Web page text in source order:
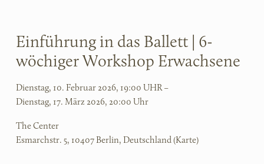
n
Einführung in das Ballett | 6-
wöchiger Workshop Erwachsene
Dienstag, 10. Februar 2026 19:00 UHR
Dienstag, 17. März 2026 20:00 Uhr
The Center
Esmarchstr. 5 10407 Berlin Deutschland (Karte)